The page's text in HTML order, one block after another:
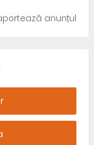
anunțul